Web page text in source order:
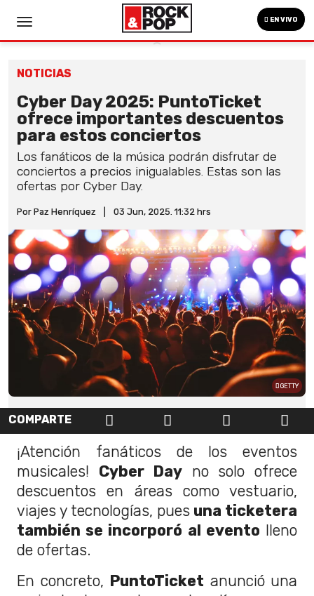
EN VIVO
NOTICIAS
Cyber Day 2025: PuntoTicket
ofrece importantes descuentos
para estos conciertos
Los fanáticos de la música podrán disfrutar de
conciertos a precios inigualables. Estas son las
ofertas por Cyber Day.
Por Paz Henríquez 03 Jun, 2025. 11:32 hrs
GETTY
COMPARTE
¡Atención fanáticos de los eventos
musicales! Cyber Day no solo ofrece
descuentos en áreas como vestuario,
viajes y tecnologías, pues una ticketera
también se incorporó al evento lleno
de ofertas.
En concreto, PuntoTicket anunció una